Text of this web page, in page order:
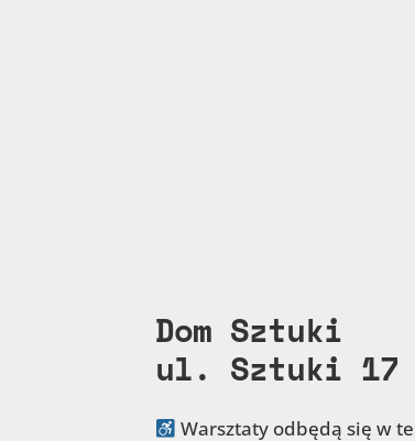
Dom Sztuki
ul. Sztuki 17
Warsztaty odbędą się w